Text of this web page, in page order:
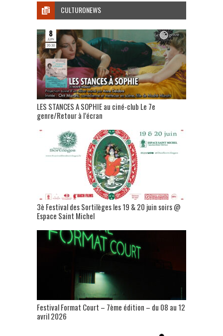
CULTURONEWS
LES STANCES A SOPHIE au ciné-club Le 7e
genre/Retour à l’écran
3è Festival des Sortilèges les 19 & 20 juin soirs @
Espace Saint Michel
Festival Format Court – 7ème édition – du 08 au 12
avril 2026